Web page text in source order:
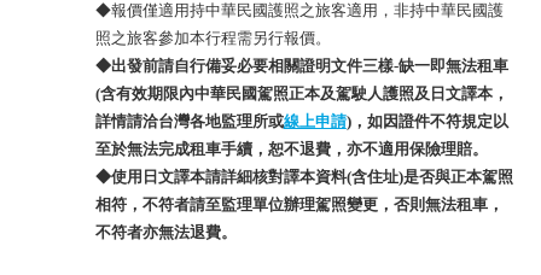
◆報價僅適用持中華民國護照之旅客適用，非持中華民國護
照之旅客參加本行程需另行報價。
◆出發前請自行備妥必要相關證明文件三樣-缺一即無法租車
(含有效期限內中華民國駕照正本及駕駛人護照及日文譯本，
詳情請洽台灣各地監理所或線上申請)，如因證件不符規定以
至於無法完成租車手續，恕不退費，亦不適用保險理賠。
◆使用日文譯本請詳細核對譯本資料(含住址)是否與正本駕照
相符，不符者請至監理單位辦理駕照變更，否則無法租車，
不符者亦無法退費。